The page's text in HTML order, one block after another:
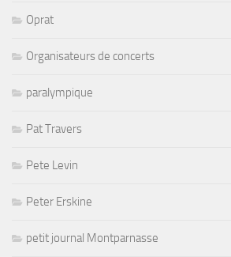
Oprat
Organisateurs de concerts
paralympique
Pat Travers
Pete Levin
Peter Erskine
petit journal Montparnasse